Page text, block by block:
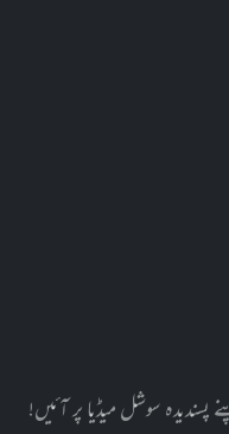
سوشل میڈیا پر آئیں!